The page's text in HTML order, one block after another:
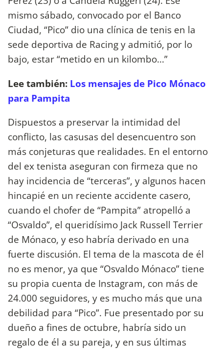
mismo sábado, convocado por el Banco
Ciudad, “Pico” dio una clínica de tenis en la
sede deportiva de Racing y admitió, por lo
bajo, estar “metido en un kilombo...”
Lee también: Los mensajes de Pico Mónaco
para Pampita
Dispuestos a preservar la intimidad del
conflicto, las casusas del desencuentro son
más conjeturas que realidades. En el entorno
del ex tenista aseguran con firmeza que no
hay incidencia de “terceras”, y algunos hacen
hincapié en un reciente accidente casero,
cuando el chofer de “Pampita” atropelló a
“Osvaldo”, el queridísimo Jack Russell Terrier
de Mónaco, y eso habría derivado en una
fuerte discusión. El tema de la mascota de él
no es menor, ya que “Osvaldo Mónaco” tiene
su propia cuenta de Instagram, con más de
24.000 seguidores, y es mucho más que una
debilidad para “Pico”. Fue presentado por su
dueño a fines de octubre, habría sido un
regalo de él a su pareja, y en sus últimas